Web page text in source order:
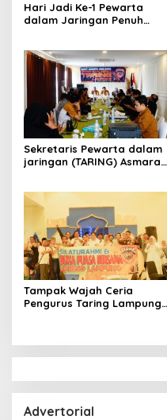
Hari Jadi Ke-1 Pewarta
dalam Jaringan Penuh
Tumbuh, Berbagi dan
Menginspirasi
Sekretaris Pewarta dalam
jaringan (TARING) Asmarani
Kebermanfaatan
Tampak Wajah Ceria
Pengurus Taring Lampung
Advertorial